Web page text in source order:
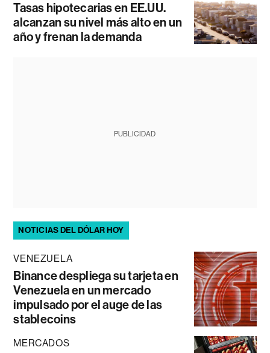
Tasas hipotecarias en EE.UU.
alcanzan su nivel más alto en un
año y frenan la demanda
PUBLICIDAD
NOTICIAS DEL DÓLAR HOY
VENEZUELA
Binance despliega su tarjeta en
Venezuela en un mercado
impulsado por el auge de las
stablecoins
MERCADOS